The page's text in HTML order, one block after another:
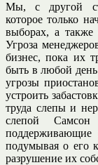
Мы, с другой
которое только
выборах, а также
Угроза
бизнес, пока их
быть в любой
угрозы
устроить
труда слепы и
слепой
поддерживающие
подумывая о его
разрушение их